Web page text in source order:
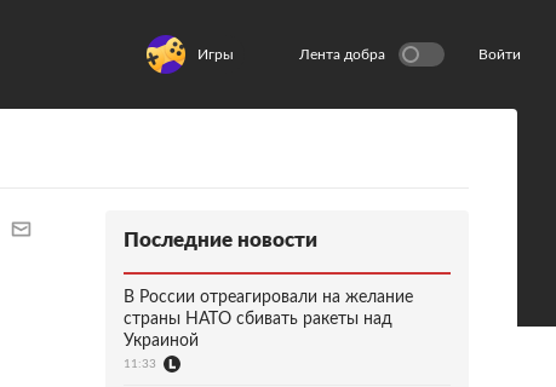
Игры Лента добра Войти
Последние новости
В России отреагировали на желание
страны НАТО сбивать ракеты над
Украиной
11:33